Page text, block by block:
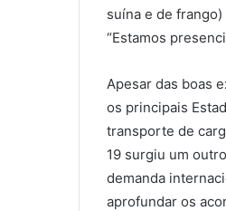
suína e de
“Estamos
Apesar das boas
os principais
transporte de
19 surgiu um
demanda
aprofundar os